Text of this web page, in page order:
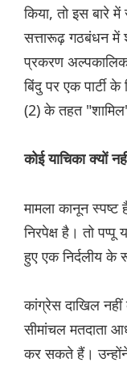
किया, तो इस बारे
सत्तारूढ़ गठबंधन में
प्रकरण अल्पकालिक
बिंदु पर एक पार्टी
(2) के तहत
कोई याचिका क्यों
मामला कानून
निरपेक्ष है। तो
हुए एक निर्दलीय
कांग्रेस दाखिल
सीमांचल मतदाता
कर सकते हैं।